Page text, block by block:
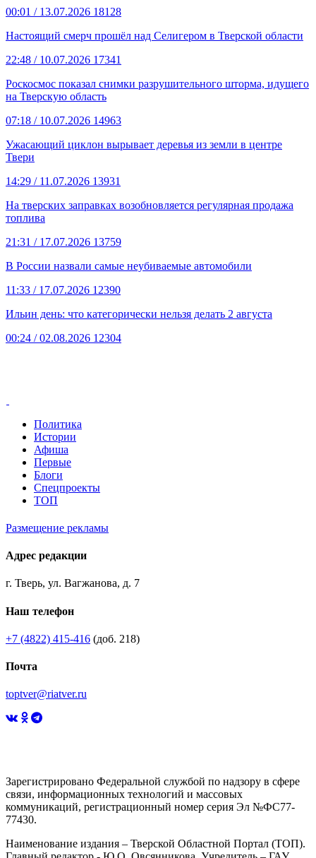
00:01 / 13.07.2026 18128
Настоящий смерч прошёл над Селигером в Тверской области
22:48 / 10.07.2026 17341
Роскосмос показал снимки разрушительного шторма, идущего
на Тверскую область
07:18 / 10.07.2026 14963
Ужасающий циклон вырывает деревья из земли в центре
Твери
14:29 / 11.07.2026 13931
На тверских заправках возобновляется регулярная продажа
топлива
21:31 / 17.07.2026 13759
В России назвали самые неубиваемые автомобили
11:33 / 17.07.2026 12390
Ильин день: что категорически нельзя делать 2 августа
00:24 / 02.08.2026 12304
Политика
Истории
Афиша
Первые
Блоги
Спецпроекты
ТОП
Размещение рекламы
Адрес редакции
г. Тверь, ул. Вагжанова, д. 7
Наш телефон
+7 (4822) 415-416 (доб. 218)
Почта
toptver@riatver.ru
Зарегистрировано Федеральной службой по надзору в сфере
связи, информационных технологий и массовых
коммуникаций, регистрационный номер серия Эл №ФС77-
77430.
Наименование издания – Тверской Областной Портал (ТОП).